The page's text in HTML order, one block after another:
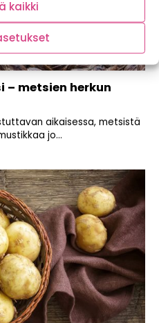
kaikki
– metsien herkun
aikaisessa, metsistä
jo...